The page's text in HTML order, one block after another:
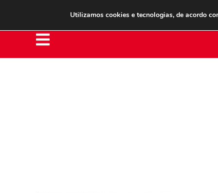
Clube do Assinante Área do Assinante
Utilizamos cookies e tecnologias, de acordo